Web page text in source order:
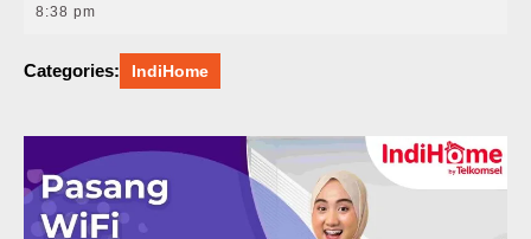
8:38 pm
Categories: IndiHome